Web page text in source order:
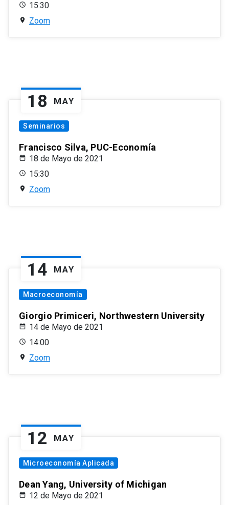
15:30
Zoom
18 MAY
Seminarios
Francisco Silva, PUC-Economía
18 de Mayo de 2021
15:30
Zoom
14 MAY
Macroeconomía
Giorgio Primiceri, Northwestern University
14 de Mayo de 2021
14:00
Zoom
12 MAY
Microeconomía Aplicada
Dean Yang, University of Michigan
12 de Mayo de 2021